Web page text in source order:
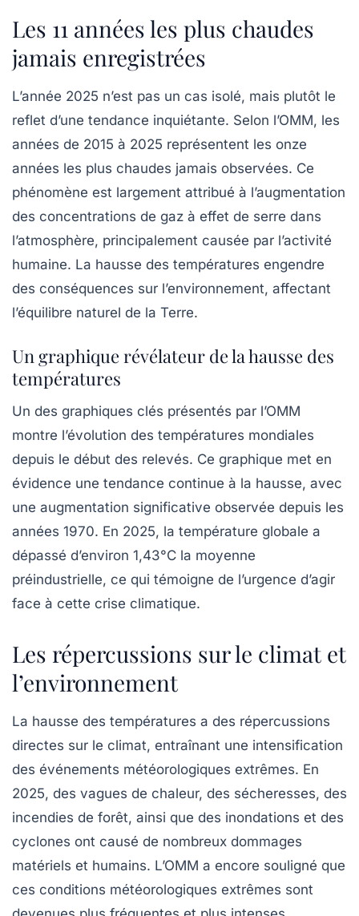
Les 11 années les plus chaudes
jamais enregistrées
L’année 2025 n’est pas un cas isolé, mais plutôt le
reflet d’une tendance inquiétante. Selon l’OMM, les
années de 2015 à 2025 représentent les onze
années les plus chaudes jamais observées. Ce
phénomène est largement attribué à l’augmentation
des concentrations de gaz à effet de serre dans
l’atmosphère, principalement causée par l’activité
humaine. La hausse des températures engendre
des conséquences sur l’environnement, affectant
l’équilibre naturel de la Terre.
Un graphique révélateur de la hausse des
températures
Un des graphiques clés présentés par l’OMM
montre l’évolution des températures mondiales
depuis le début des relevés. Ce graphique met en
évidence une tendance continue à la hausse, avec
une augmentation significative observée depuis les
années 1970. En 2025, la température globale a
dépassé d’environ 1,43°C la moyenne
préindustrielle, ce qui témoigne de l’urgence d’agir
face à cette crise climatique.
Les répercussions sur le climat et
l’environnement
La hausse des températures a des répercussions
directes sur le climat, entraînant une intensification
des événements météorologiques extrêmes. En
2025, des vagues de chaleur, des sécheresses, des
incendies de forêt, ainsi que des inondations et des
cyclones ont causé de nombreux dommages
matériels et humains. L’OMM a encore souligné que
ces conditions météorologiques extrêmes sont